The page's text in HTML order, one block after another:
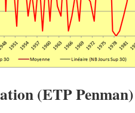
(ETP Penman)